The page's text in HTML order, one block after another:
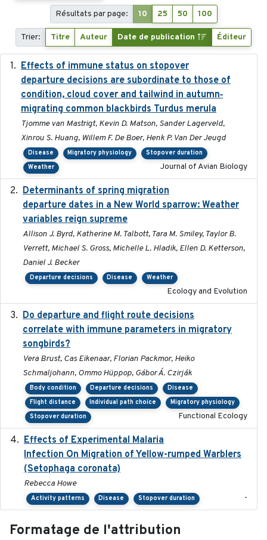
Résultats par page: 10 25 50 100
Trier: Titre Auteur Date de publication Éditeur
Effects of immune status on stopover
departure decisions are subordinate to those of
condition, cloud cover and tailwind in autumn‐
migrating common blackbirds Turdus merula
Tjomme van Mastrigt, Kevin D. Matson, Sander Lagerveld,
Xinrou S. Huang, Willem F. De Boer, Henk P. Van Der Jeugd
Disease Migratory physiology
Stopover duration
Weather
Journal of Avian Biology
Determinants of spring migration
departure dates in a New World sparrow: Weather
variables reign supreme
Allison J. Byrd, Katherine M. Talbott, Tara M. Smiley, Taylor B.
Verrett, Michael S. Gross, Michelle L. Hladik, Ellen D. Ketterson,
Daniel J. Becker
Departure decisions Disease Weather
Ecology and Evolution
Do departure and flight route decisions
correlate with immune parameters in migratory
songbirds?
Vera Brust, Cas Eikenaar, Florian Packmor, Heiko
Schmaljohann, Ommo Hüppop, Gábor Á. Czirják
Body condition Departure decisions
Disease
Flight distance
Individual path choice
Migratory physiology
Stopover duration
Functional Ecology
Effects of Experimental Malaria
Infection On Migration of Yellow-rumped Warblers
(Setophaga coronata)
Rebecca Howe
Activity patterns Disease Stopover duration -
Formatage de l'attribution